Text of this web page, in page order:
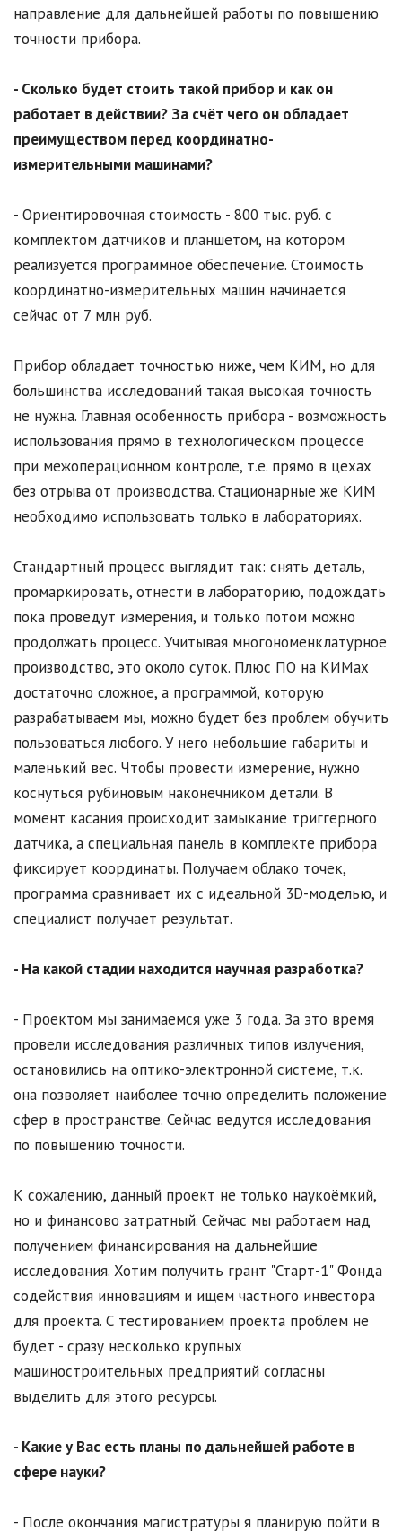
направление для дальнейшей работы по повышению
точности прибора.
- Сколько будет стоить такой прибор и как он
работает в действии? За счёт чего он обладает
преимуществом перед координатно-
измерительными машинами?
- Ориентировочная стоимость - 800 тыс. руб. с
комплектом датчиков и планшетом, на котором
реализуется программное обеспечение. Стоимость
координатно-измерительных машин начинается
сейчас от 7 млн руб.
Прибор обладает точностью ниже, чем КИМ, но для
большинства исследований такая высокая точность
не нужна. Главная особенность прибора - возможность
использования прямо в технологическом процессе
при межоперационном контроле, т.е. прямо в цехах
без отрыва от производства. Стационарные же КИМ
необходимо использовать только в лабораториях.
Стандартный процесс выглядит так: снять деталь,
промаркировать, отнести в лабораторию, подождать
пока проведут измерения, и только потом можно
продолжать процесс. Учитывая многономенклатурное
производство, это около суток. Плюс ПО на КИМах
достаточно сложное, а программой, которую
разрабатываем мы, можно будет без проблем обучить
пользоваться любого. У него небольшие габариты и
маленький вес. Чтобы провести измерение, нужно
коснуться рубиновым наконечником детали. В
момент касания происходит замыкание триггерного
датчика, а специальная панель в комплекте прибора
фиксирует координаты. Получаем облако точек,
программа сравнивает их с идеальной 3D-моделью, и
специалист получает результат.
- На какой стадии находится научная разработка?
- Проектом мы занимаемся уже 3 года. За это время
провели исследования различных типов излучения,
остановились на оптико-электронной системе, т.к.
она позволяет наиболее точно определить положение
сфер в пространстве. Сейчас ведутся исследования
по повышению точности.
К сожалению, данный проект не только наукоёмкий,
но и финансово затратный. Сейчас мы работаем над
получением финансирования на дальнейшие
исследования. Хотим получить грант "Старт-1" Фонда
содействия инновациям и ищем частного инвестора
для проекта. С тестированием проекта проблем не
будет - сразу несколько крупных
машиностроительных предприятий согласны
выделить для этого ресурсы.
- Какие у Вас есть планы по дальнейшей работе в
сфере науки?
- После окончания магистратуры я планирую пойти в